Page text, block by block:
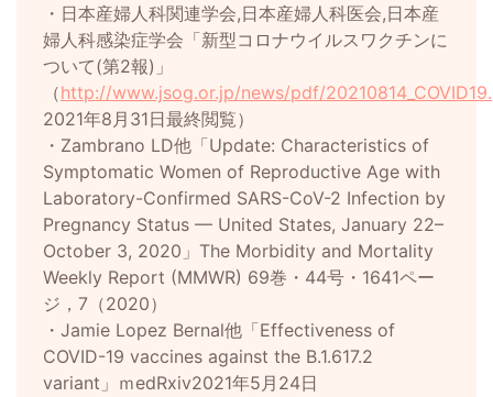
・日本産婦人科関連学会,日本産婦人科医会,日本産
婦人科感染症学会「新型コロナウイルスワクチンに
ついて(第2報)」
（http://www.jsog.or.jp/news/pdf/
2021年8月31日最終閲覧）
・Zambrano LD他「Update: Characteristics of
Symptomatic Women of Reproductive Age with
Laboratory-Confirmed SARS-CoV-2 Infection by
Pregnancy Status — United States, January 22–
October 3, 2020」The Morbidity and Mortality
Weekly Report (MMWR) 69巻・44号・1641ペー
ジ，7（2020）
・Jamie Lopez Bernal他「Effectiveness of
COVID-19 vaccines against the B.1.617.2
variant」ｍedRxiv2021年5月24日